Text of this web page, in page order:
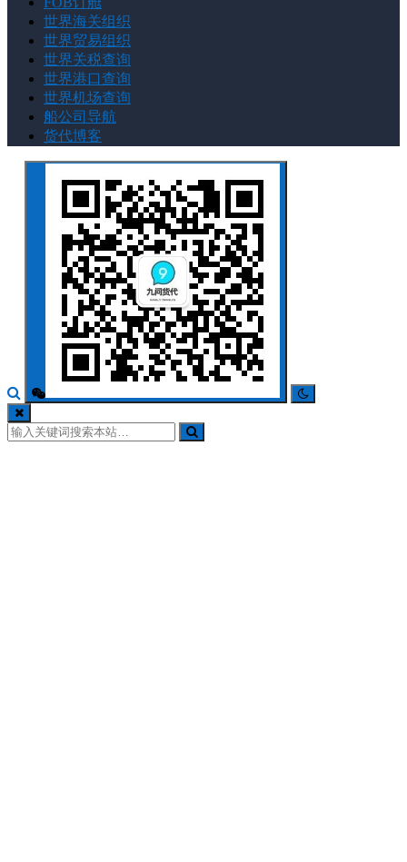
世界海关组织
世界贸易组织
世界关税查询
世界港口查询
世界机场查询
船公司导航
货代博客